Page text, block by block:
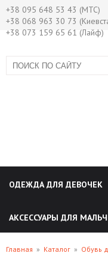
+38 095 648 53 43 (МТС)
+38 068 963 30 73
+38 073 159 65 61 (Лайф)
ОДЕЖДА ДЛЯ ДЕВОЧЕК
АКСЕССУАРЫ ДЛЯ
Главная » Каталог » Обувь